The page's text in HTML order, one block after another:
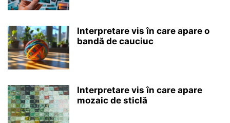
Interpretare vis în care apare o
bandă de cauciuc
Interpretare vis în care apare
mozaic de sticlă